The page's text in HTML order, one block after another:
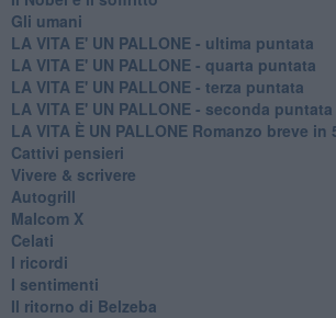
Gli umani
LA VITA E' UN PALLONE - ultima puntata
LA VITA E' UN PALLONE - quarta puntata
LA VITA E' UN PALLONE - terza puntata
LA VITA E' UN PALLONE - seconda puntata
LA VITA È UN PALLONE Romanzo breve in
Cattivi pensieri
Vivere & scrivere
Autogrill
Malcom X
Celati
I ricordi
I sentimenti
Il ritorno di Belzeba